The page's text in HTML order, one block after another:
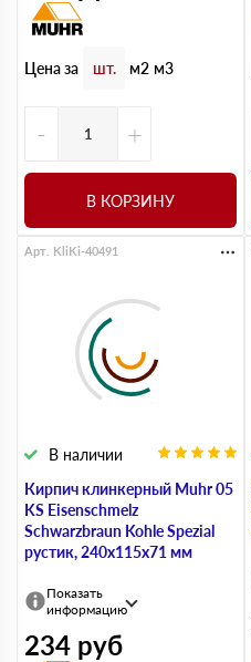
Цена за шт. м2 м3
- +
В КОРЗИНУ
Кирпич клинкерный Muhr 05
KS Eisenschmelz
Schwarzbraun Kohle Spezial
рустик, 240х115х71 мм
В наличии
Арт. KliKi-40491
Показать
информацию
234 руб